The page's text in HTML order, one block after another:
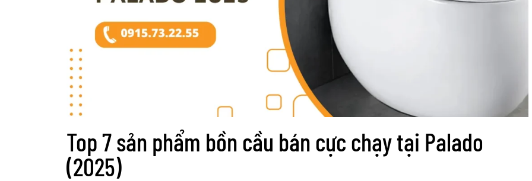
Top 7 sản phẩm bồn cầu bán cực chạy tại Palado
(2025)